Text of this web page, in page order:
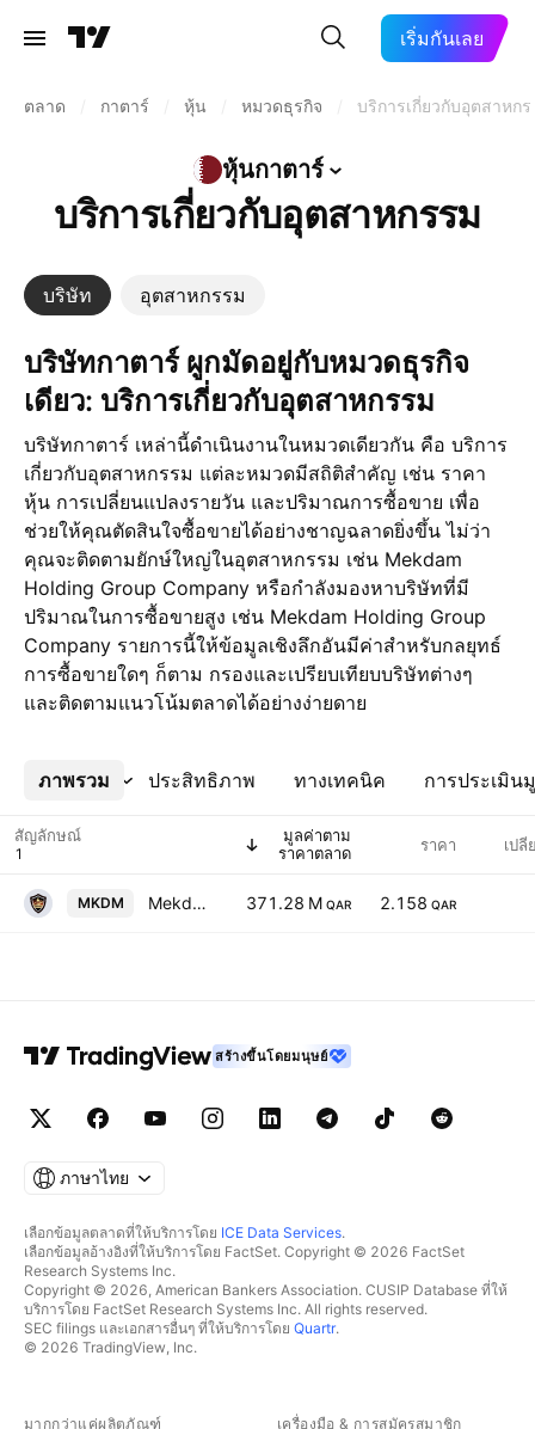
เริ่มกันเลย
ตลาด กาตาร์ หุ้น หมวดธุรกิจ บริการเกี่ยวกับอุตสาหก
หุ้นกาตาร์
บริการเกี่ยวกับอุตสาหกรรม
บริษัท อุตสาหกรรม
บริษัทกาตาร์ ผูกมัดอยู่กับหมวดธุรกิจ
เดียว: บริการเกี่ยวกับอุตสาหกรรม
บริษัทกาตาร์ เหล่านี้ดำเนินงานในหมวดเดียวกัน คือ บริการ
เกี่ยวกับอุตสาหกรรม แต่ละหมวดมีสถิติสำคัญ เช่น ราคา
หุ้น การเปลี่ยนแปลงรายวัน และปริมาณการซื้อขาย เพื่อ
ช่วยให้คุณตัดสินใจซื้อขายได้อย่างชาญฉลาดยิ่งขึ้น ไม่ว่า
คุณจะติดตามยักษ์ใหญ่ในอุตสาหกรรม เช่น Mekdam
Holding Group Company หรือกำลังมองหาบริษัทที่มี
ปริมาณในการซื้อขายสูง เช่น Mekdam Holding Group
Company รายการนี้ให้ข้อมูลเชิงลึกอันมีค่าสำหรับกลยุทธ์
การซื้อขายใดๆ ก็ตาม กรองและเปรียบเทียบบริษัทต่างๆ
และติดตามแนวโน้มตลาดได้อย่างง่ายดาย
ภาพรวม ประสิทธิภาพ ทางเทคนิค การประเมิน
เพิ่มเติม
สัญลักษณ์
มูลค่าตาม
ราคาตลาด
ราคา เปลี่
MKDM Mekdam Holding Group Company 371.28 M QAR 2.158 QAR
สร้างขึ้นโดยมนุษย์
ภาษาไทย
เลือกข้อมูลตลาดที่ให้บริการโดย ICE Data Services.
เลือกข้อมูลอ้างอิงที่ให้บริการโดย FactSet. Copyright © 2026 FactSet
Research Systems Inc.
Copyright © 2026, American Bankers Association. CUSIP Database ที่ให้
บริการโดย FactSet Research Systems Inc. All rights reserved.
SEC filings และเอกสารอื่นๆ ที่ให้บริการโดย Quartr.
© 2026 TradingView, Inc.
มากกว่าแค่ผลิตภัณฑ์ เครื่องมือ & การสมัครสมาชิก